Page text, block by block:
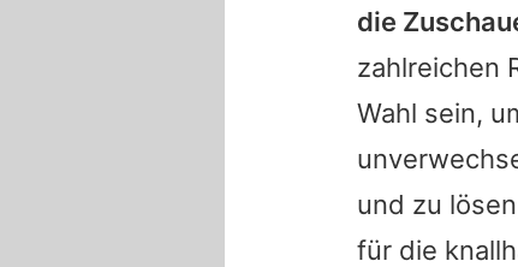
die
zahlreichen
Wahl sein,
und zu
für die